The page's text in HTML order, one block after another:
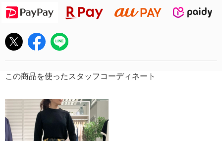
この商品を使ったスタッフコーディネート